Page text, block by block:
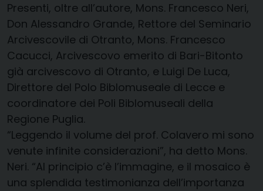
Presenti, oltre all’autore, Mons. Francesco Neri,
Don Alessandro Grande, Rettore del Seminario
Arcivescovile di Otranto, Mons. Francesco
Cacucci, Arcivescovo emerito di Bari-Bitonto
già arcivescovo di Otranto, e Luigi De Luca,
Direttore del Polo Biblomuseale di Lecce e
coordinatore dei Poli Biblomuseali della
Regione Puglia.
“Leggendo il volume del prof. Colavero mi sono
venute infinite considerazioni”, ha detto Mons.
Neri. “Al principio c’è l’immagine, e il mosaico è
una splendida testimonianza dell’importanza